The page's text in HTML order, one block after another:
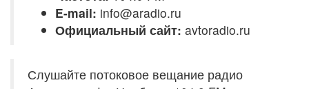
E-mail: info@aradio.ru
Официальный сайт: avtoradio.ru
Слушайте потоковое вещание радио